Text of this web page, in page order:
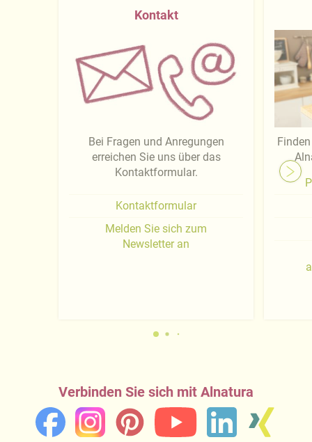
Kontakt
Bei Fragen und Anregungen
erreichen Sie uns über das
Kontaktformular.
Kontaktformular
Melden Sie sich zum
Newsletter an
Verbinden Sie sich mit Alnatura